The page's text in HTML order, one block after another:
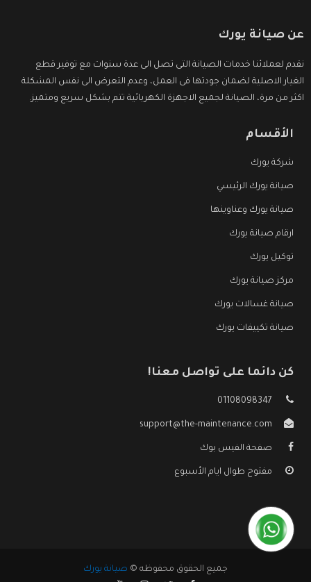
عن صيانة يورك
نقدم لعملائنا خدمات الصيانة التى تصل الى عدة سنوات مع توفير قطع
الغيار الاصلية لضمان جودتها فى العمل، وعدم التعرض الى نفس المشكلة
اكثر من مرة، الصيانة لجميع الاجهزة الكهربائية تتم بشكل سريع ومتميز.
الأقسام
شركة يورك
صيانة يورك الرئيسي
صيانة يورك وعناوينها
ارقام صيانة يورك
توكيل يورك
مركز صيانة يورك
صيانة غسالات يورك
صيانة تكييفات يورك
كن دائما على تواصل معنا!
01108098347
support@the-maintenance.com
صفحة الفيس بوك
مفتوح طوال ايام الأسبوع
جميع الحقوق محفوظه © صيانة يورك